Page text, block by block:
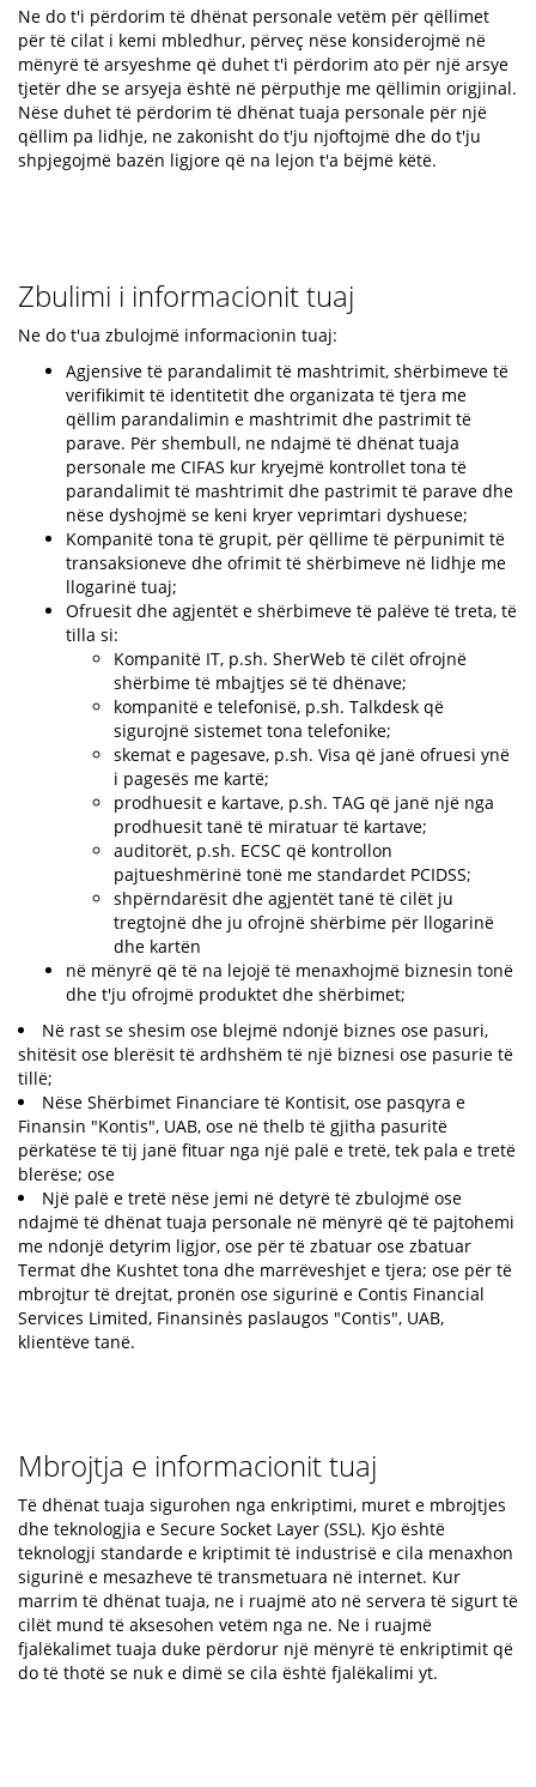
Ne do t'i përdorim të dhënat personale vetëm për qëllimet
për të cilat i kemi mbledhur, përveç nëse konsiderojmë në
mënyrë të arsyeshme që duhet t'i përdorim ato për një arsye
tjetër dhe se arsyeja është në përputhje me qëllimin origjinal.
Nëse duhet të përdorim të dhënat tuaja personale për një
qëllim pa lidhje, ne zakonisht do t'ju njoftojmë dhe do t'ju
shpjegojmë bazën ligjore që na lejon t'a bëjmë këtë.
Zbulimi i informacionit tuaj
Ne do t'ua zbulojmë informacionin tuaj:
Agjensive të parandalimit të mashtrimit, shërbimeve të
verifikimit të identitetit dhe organizata të tjera me
qëllim parandalimin e mashtrimit dhe pastrimit të
parave. Për shembull, ne ndajmë të dhënat tuaja
personale me CIFAS kur kryejmë kontrollet tona të
parandalimit të mashtrimit dhe pastrimit të parave dhe
nëse dyshojmë se keni kryer veprimtari dyshuese;
Kompanitë tona të grupit, për qëllime të përpunimit të
transaksioneve dhe ofrimit të shërbimeve në lidhje me
llogarinë tuaj;
Ofruesit dhe agjentët e shërbimeve të palëve të treta, të
tilla si:
Kompanitë IT, p.sh. SherWeb të cilët ofrojnë
shërbime të mbajtjes së të dhënave;
kompanitë e telefonisë, p.sh. Talkdesk që
sigurojnë sistemet tona telefonike;
skemat e pagesave, p.sh. Visa që janë ofruesi ynë
i pagesës me kartë;
prodhuesit e kartave, p.sh. TAG që janë një nga
prodhuesit tanë të miratuar të kartave;
auditorët, p.sh. ECSC që kontrollon
pajtueshmërinë tonë me standardet PCIDSS;
shpërndarësit dhe agjentët tanë të cilët ju
tregtojnë dhe ju ofrojnë shërbime për llogarinë
dhe kartën
në mënyrë që të na lejojë të menaxhojmë biznesin tonë
dhe t'ju ofrojmë produktet dhe shërbimet;
Në rast se shesim ose blejmë ndonjë biznes ose pasuri,
shitësit ose blerësit të ardhshëm të një biznesi ose pasurie të
tillë;
Nëse Shërbimet Financiare të Kontisit, ose pasqyra e
Finansin "Kontis", UAB, ose në thelb të gjitha pasuritë
përkatëse të tij janë fituar nga një palë e tretë, tek pala e tretë
blerëse; ose
Një palë e tretë nëse jemi në detyrë të zbulojmë ose
ndajmë të dhënat tuaja personale në mënyrë që të pajtohemi
me ndonjë detyrim ligjor, ose për të zbatuar ose zbatuar
Termat dhe Kushtet tona dhe marrëveshjet e tjera; ose për të
mbrojtur të drejtat, pronën ose sigurinë e Contis Financial
Services Limited, Finansinės paslaugos "Contis", UAB,
klientëve tanë.
Mbrojtja e informacionit tuaj
Të dhënat tuaja sigurohen nga enkriptimi, muret e mbrojtjes
dhe teknologjia e Secure Socket Layer (SSL). Kjo është
teknologji standarde e kriptimit të industrisë e cila menaxhon
sigurinë e mesazheve të transmetuara në internet. Kur
marrim të dhënat tuaja, ne i ruajmë ato në servera të sigurt të
cilët mund të aksesohen vetëm nga ne. Ne i ruajmë
fjalëkalimet tuaja duke përdorur një mënyrë të enkriptimit që
do të thotë se nuk e dimë se cila është fjalëkalimi yt.